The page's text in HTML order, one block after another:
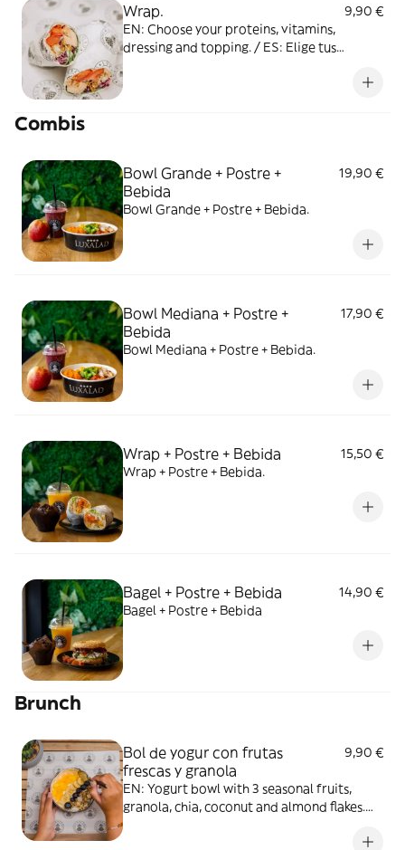
Wrap.
9,90 €
EN: Choose your proteins, vitamins,
dressing and topping. / ES: Elige tus
Combis
Bowl Grande + Postre +
Bebida
19,90 €
Bowl Grande + Postre + Bebida.
Bowl Mediana + Postre +
Bebida
17,90 €
Bowl Mediana + Postre + Bebida.
Wrap + Postre + Bebida
15,50 €
Wrap + Postre + Bebida.
Bagel + Postre + Bebida
14,90 €
Bagel + Postre + Bebida
Brunch
Bol de yogur con frutas
frescas y granola
9,90 €
EN: Yogurt bowl with 3 seasonal fruits,
granola, chia, coconut and almond flakes.